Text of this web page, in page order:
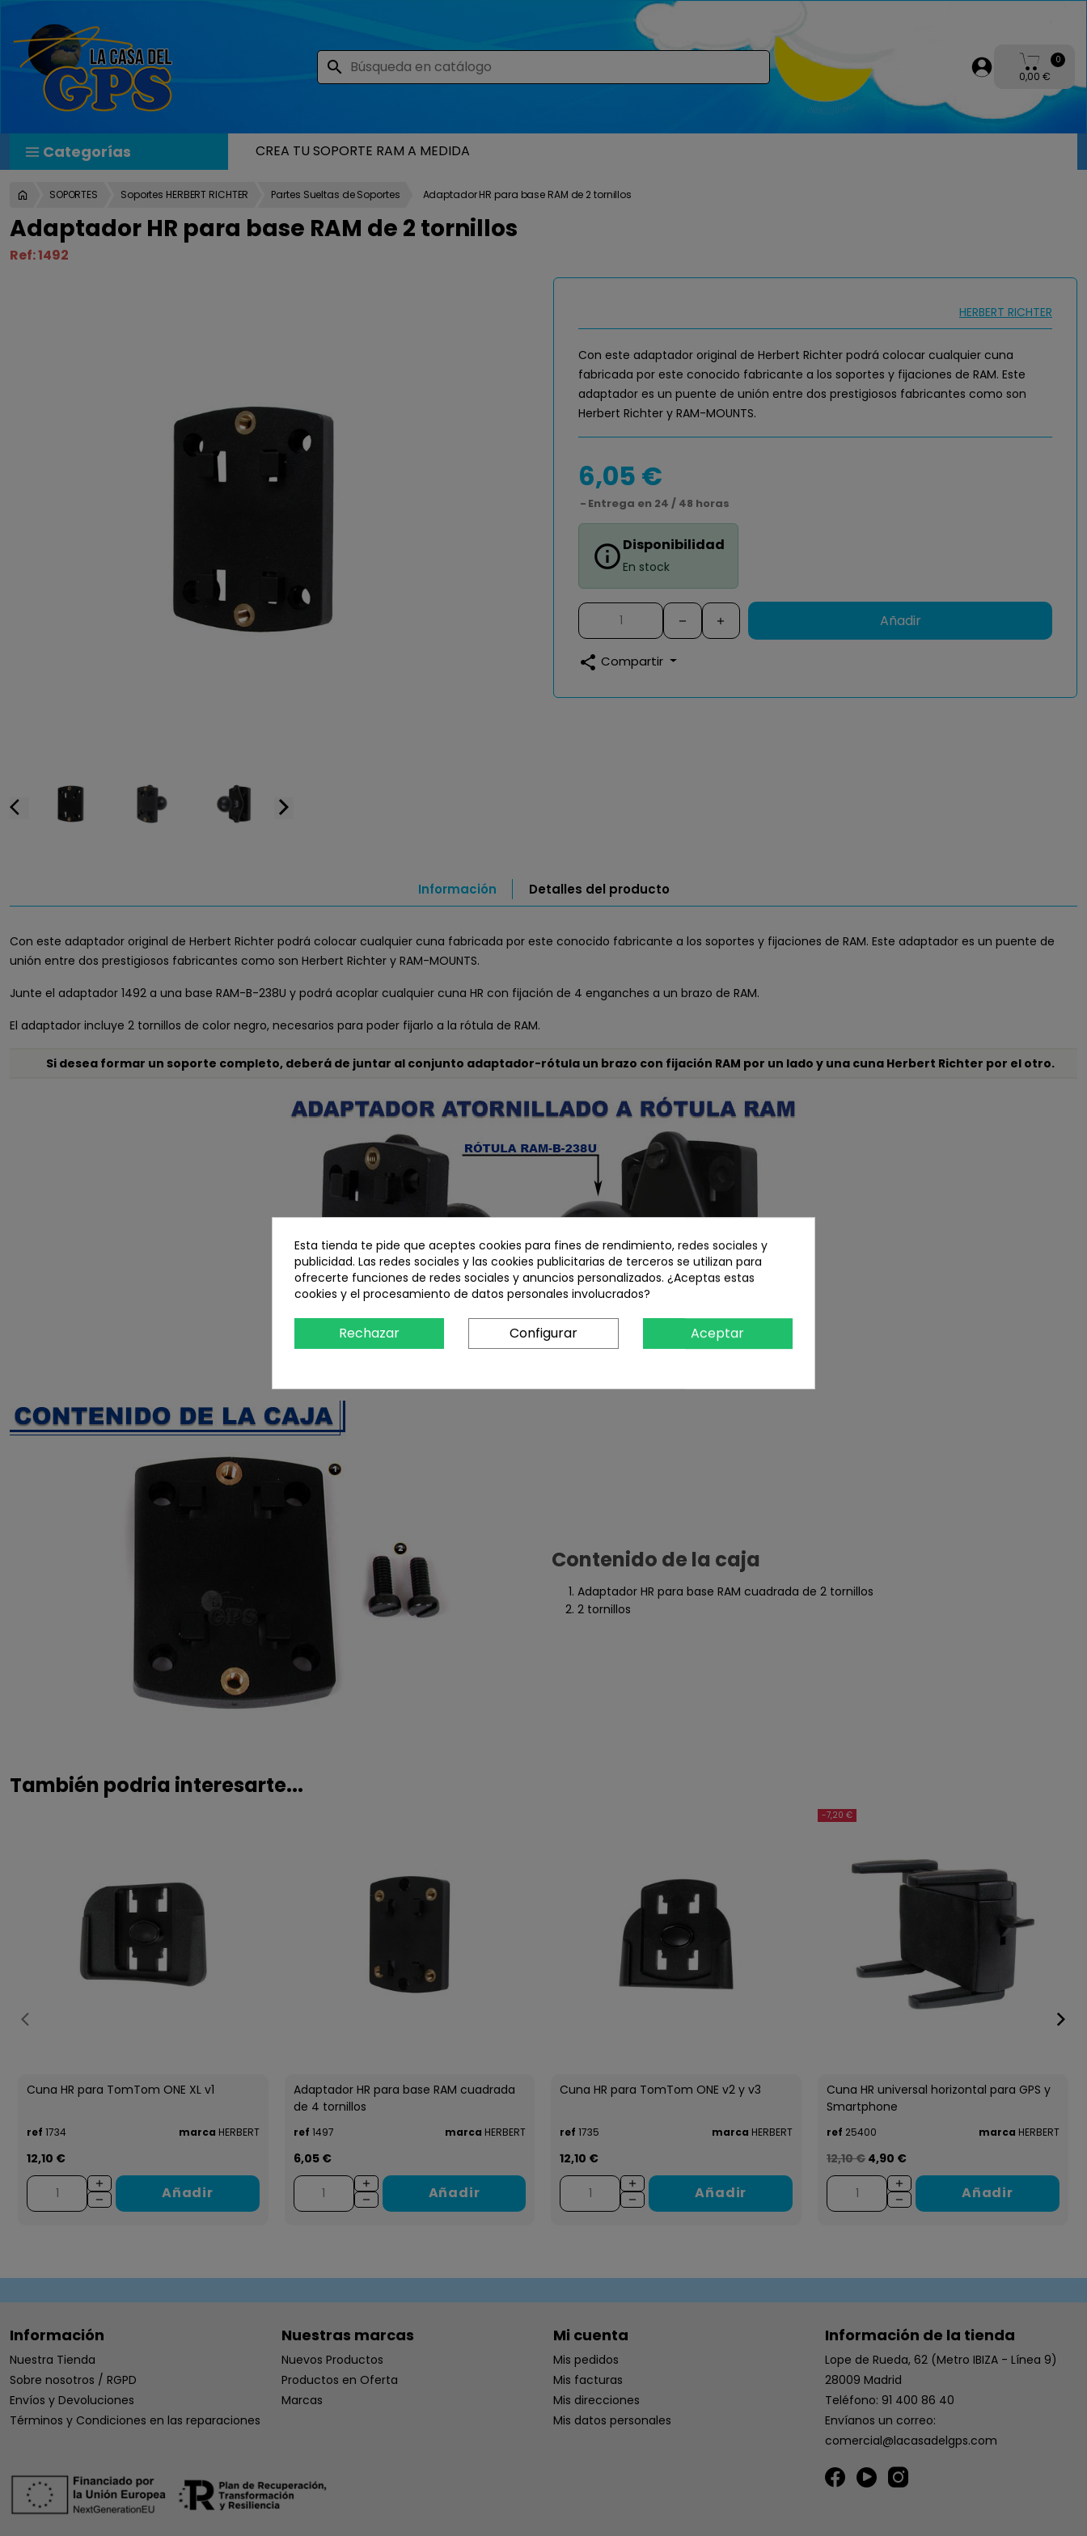
search 0
0,00 €
Categorías CREA TU SOPORTE RAM A MEDIDA
SOPORTES Soportes HERBERT RICHTER Partes Sueltas de Soportes Adaptador HR para base RAM de 2 tornillos
Adaptador HR para base RAM de 2 tornillos
Ref:1492
arrow_back_ios arrow_forward_ios
HERBERT RICHTER
Con este adaptador original de Herbert Richter podrá colocar cualquier cuna
fabricada por este conocido fabricante a los soportes y fijaciones de RAM. Este
adaptador es un puente de unión entre dos prestigiosos fabricantes como son
Herbert Richter y RAM-MOUNTS.
6,05 €
Entrega en 24 / 48 horas
info_outlineDisponibilidad
En stock
Añadir
share Compartir
Información Detalles del producto
Con este adaptador original de Herbert Richter podrá colocar cualquier cuna fabricada por este conocido fabricante a los soportes y fijaciones de RAM. Este adaptador es un puente de
unión entre dos prestigiosos fabricantes como son Herbert Richter y RAM-MOUNTS.
Junte el adaptador 1492 a una base RAM-B-238U y podrá acoplar cualquier cuna HR con fijación de 4 enganches a un brazo de RAM.
El adaptador incluye 2 tornillos de color negro, necesarios para poder fijarlo a la rótula de RAM.
Si desea formar un soporte completo, deberá de juntar al conjunto adaptador-rótula un brazo con fijación RAM por un lado y una cuna Herbert Richter por el otro.
Contenido de la caja
Adaptador HR para base RAM cuadrada de 2 tornillos
2 tornillos
También podria interesarte...
Cuna HR para TomTom ONE XL v1
ref 1734 marca HERBERT
12,10 €
Añadir
Adaptador HR para base RAM cuadrada
de 4 tornillos
ref 1497 marca HERBERT
6,05 €
Añadir
Cuna HR para TomTom ONE v2 y v3
ref 1735 marca HERBERT
12,10 €
Añadir
-7,20 €
Cuna HR universal horizontal para GPS y
Smartphone
ref 25400 marca HERBERT
12,10 € 4,90 €
Añadir
Información
Nuestra Tienda
Sobre nosotros / RGPD
Envíos y Devoluciones
Términos y Condiciones en las reparaciones
Nuestras marcas
Nuevos Productos
Productos en Oferta
Marcas
Mi cuenta
Mis pedidos
Mis facturas
Mis direcciones
Mis datos personales
Información de la tienda
Lope de Rueda, 62 (Metro IBIZA - Línea 9)
28009 Madrid
Teléfono: 91 400 86 40
Envíanos un correo:
comercial@lacasadelgps.com
Esta tienda te pide que aceptes cookies para fines de rendimiento, redes sociales y
publicidad. Las redes sociales y las cookies publicitarias de terceros se utilizan para
ofrecerte funciones de redes sociales y anuncios personalizados. ¿Aceptas estas
cookies y el procesamiento de datos personales involucrados?
Rechazar Configurar Aceptar